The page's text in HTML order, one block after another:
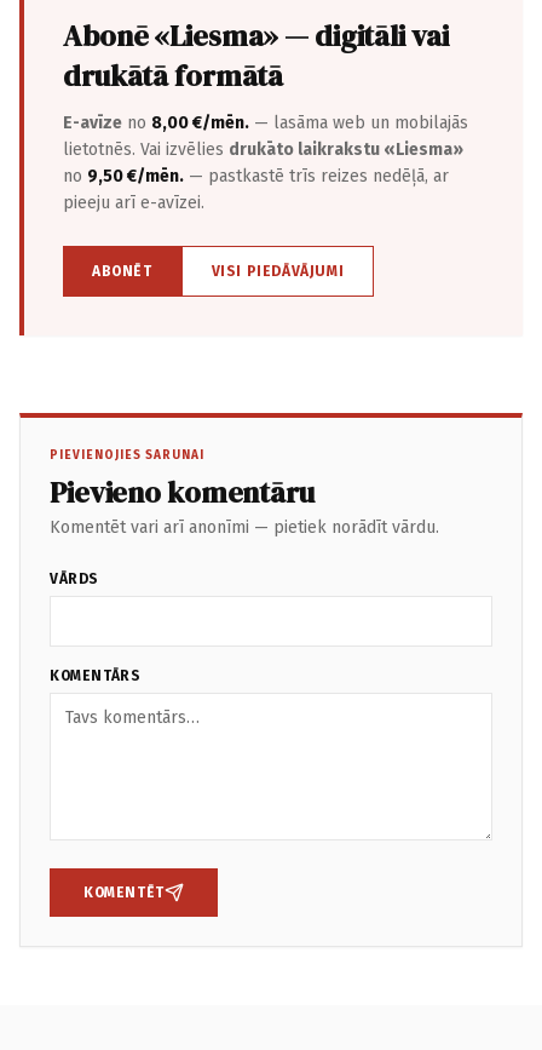
Abonē «Liesma» — digitāli vai
drukātā formātā
E-avīze no 8,00 €/mēn. — lasāma web un mobilajās
lietotnēs. Vai izvēlies drukāto laikrakstu «Liesma»
no 9,50 €/mēn. — pastkastē trīs reizes nedēļā, ar
pieeju arī e-avīzei.
ABONĒT VISI PIEDĀVĀJUMI
PIEVIENOJIES SARUNAI
Pievieno komentāru
Komentēt vari arī anonīmi — pietiek norādīt vārdu.
VĀRDS
KOMENTĀRS
KOMENTĒT